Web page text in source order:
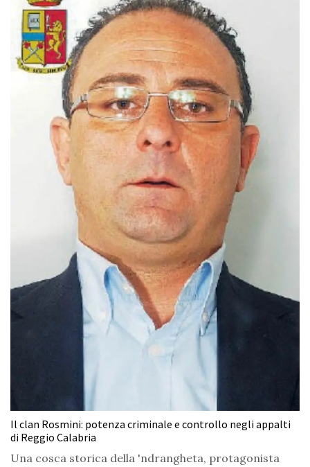
Il clan Rosmini: potenza criminale e controllo negli appalti
di Reggio Calabria
Una cosca storica della 'ndrangheta, protagonista